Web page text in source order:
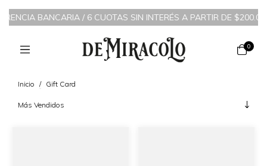
BANCARIA/ 6 CUOTAS SIN INTERÉS A PARTIR DE
0
Inicio / Gift Card